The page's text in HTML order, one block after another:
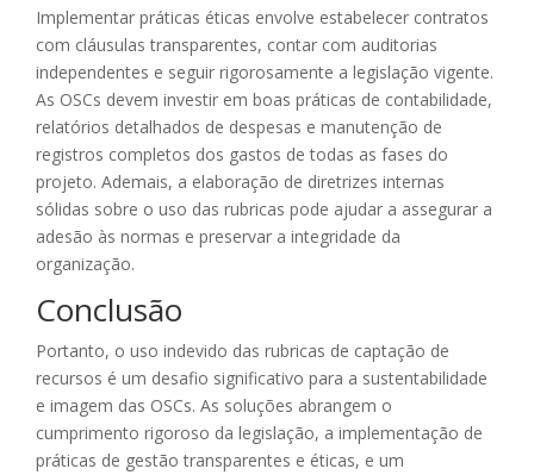
Implementar práticas éticas envolve estabelecer contratos
com cláusulas transparentes, contar com auditorias
independentes e seguir rigorosamente a legislação vigente.
As OSCs devem investir em boas práticas de contabilidade,
relatórios detalhados de despesas e manutenção de
registros completos dos gastos de todas as fases do
projeto. Ademais, a elaboração de diretrizes internas
sólidas sobre o uso das rubricas pode ajudar a assegurar a
adesão às normas e preservar a integridade da
organização.
Conclusão
Portanto, o uso indevido das rubricas de captação de
recursos é um desafio significativo para a sustentabilidade
e imagem das OSCs. As soluções abrangem o
cumprimento rigoroso da legislação, a implementação de
práticas de gestão transparentes e éticas, e um